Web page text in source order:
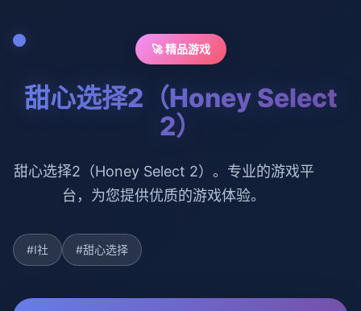
🚀 精品游戏
甜心选择2（Honey Select
2）
甜心选择2（Honey Select 2）。专业的游戏平
台，为您提供优质的游戏体验。
#I社 #甜心选择